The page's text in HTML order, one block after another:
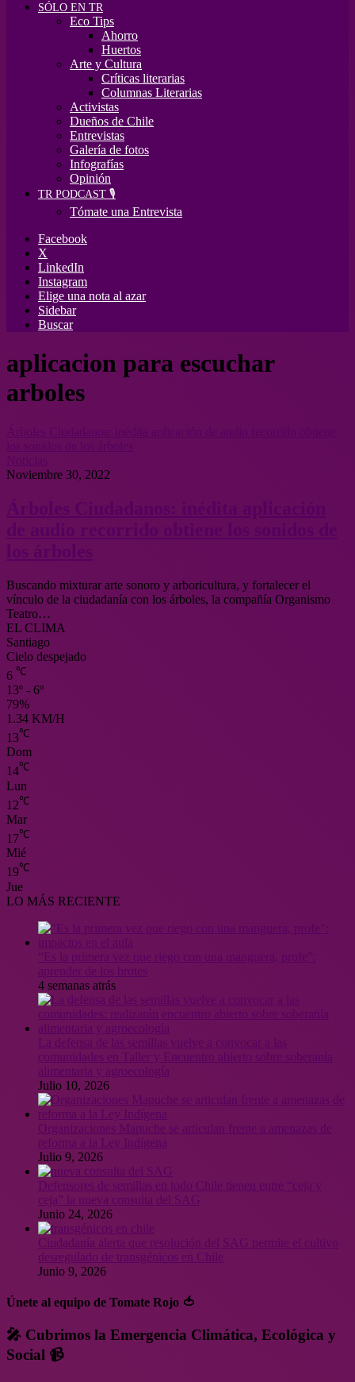
SÓLO EN TR
Eco Tips
Ahorro
Huertos
Arte y Cultura
Críticas literarias
Columnas Literarias
Activistas
Dueños de Chile
Entrevistas
Galería de fotos
Infografías
Opinión
TR PODCAST 🎙️
Tómate una Entrevista
Facebook
X
LinkedIn
Instagram
Elige una nota al azar
Sidebar
Buscar
aplicacion para escuchar
arboles
Noviembre 30, 2022
Buscando mixturar arte sonoro y arboricultura, y fortalecer el
vínculo de la ciudadanía con los árboles, la compañía Organismo
Teatro…
EL CLIMA
Santiago
Cielo despejado
6 ℃
13º - 6º
79%
1.34 KM/H
13℃
Dom
14℃
Lun
12℃
Mar
17℃
Mié
19℃
Jue
LO MÁS RECIENTE
4 semanas atrás
Julio 10, 2026
Organizaciones Mapuche se articulan frente a amenazas de
Julio 9, 2026
ceja” la nueva consulta del SAG
Junio 24, 2026
Ciudadanía alerta que resolución del SAG permite el cultivo
desregulado de transgénicos en Chile
Junio 9, 2026
Únete al equipo de Tomate Rojo 🍅
🎤 Cubrimos la Emergencia Climática, Ecológica y
Social 📹